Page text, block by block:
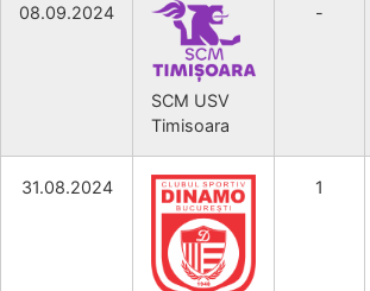
08.09.2024
SCM USV
Timisoara
-
31.08.2024 1